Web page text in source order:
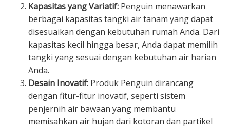
Kapasitas yang Variatif: Penguin menawarkan
berbagai kapasitas tangki air tanam yang dapat
disesuaikan dengan kebutuhan rumah Anda. Dari
kapasitas kecil hingga besar, Anda dapat memilih
tangki yang sesuai dengan kebutuhan air harian
Anda.
Desain Inovatif: Produk Penguin dirancang
dengan fitur-fitur inovatif, seperti sistem
penjernih air bawaan yang membantu
memisahkan air hujan dari kotoran dan partikel